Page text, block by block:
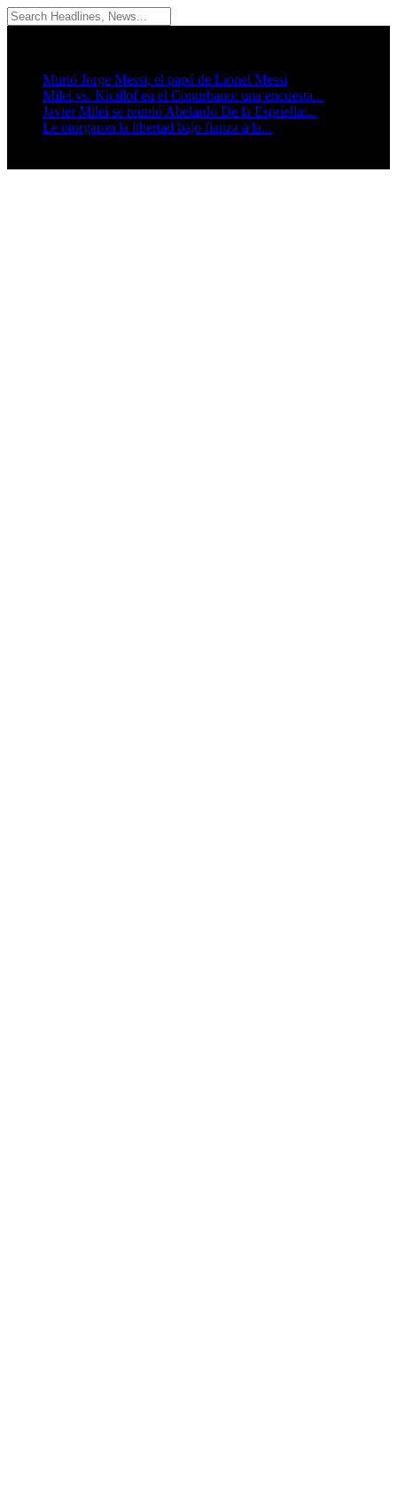
Murió Jorge Messi, el papá de Lionel Messi
Milei vs. Kicillof en el Conurbano: una encuesta...
Javier Milei se reunió Abelardo De la Espriella:...
Le otorgaron la libertad bajo fianza a la...